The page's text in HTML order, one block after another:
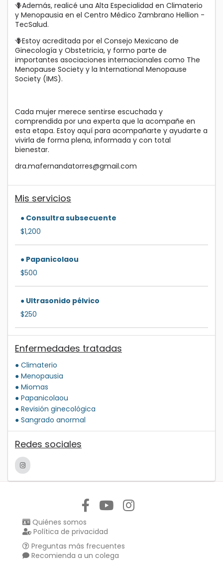
🪻Además, realicé una Alta Especialidad en Climaterio
y Menopausia en el Centro Médico Zambrano Hellion -
TecSalud.
🪻Estoy acreditada por el Consejo Mexicano de
Ginecología y Obstetricia, y formo parte de
importantes asociaciones internacionales como The
Menopause Society y la International Menopause
Society (IMS).
Cada mujer merece sentirse escuchada y
comprendida por una experta que la acompañe en
esta etapa. Estoy aquí para acompañarte y ayudarte a
vivirla de forma plena, informada y con total
bienestar.
dra.mafernandatorres@gmail.com
Mis servicios
● Consultra subsecuente
$1,200
● Papanicolaou
$500
● Ultrasonido pélvico
$250
Enfermedades tratadas
● Climaterio
● Menopausia
● Miomas
● Papanicolaou
● Revisión ginecológica
● Sangrado anormal
Redes sociales
Quiénes somos
Política de privacidad
Preguntas más frecuentes
Recomienda a un colega